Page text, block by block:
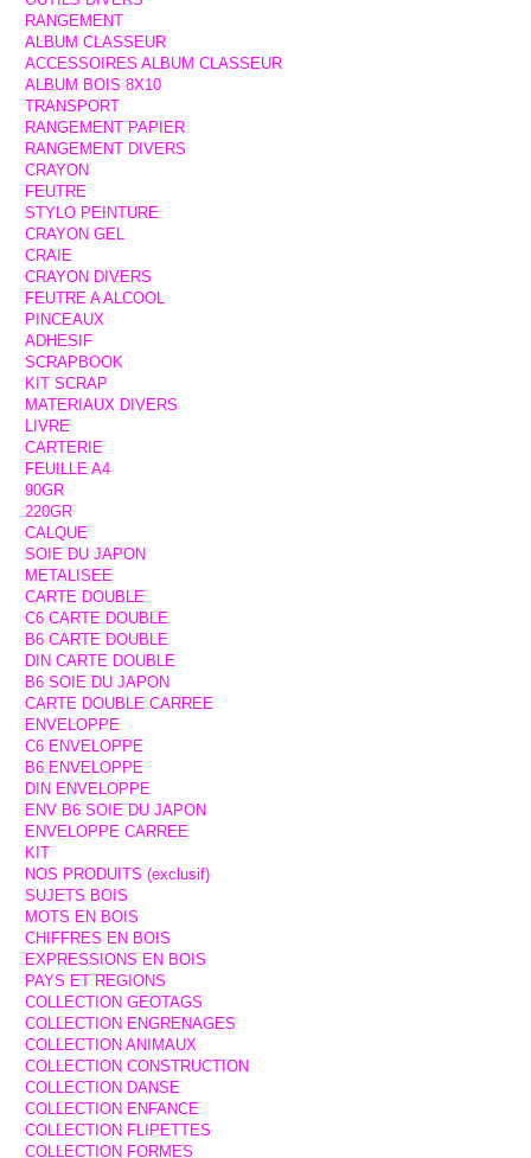
RANGEMENT
ALBUM CLASSEUR
ACCESSOIRES ALBUM CLASSEUR
ALBUM BOIS 8X10
TRANSPORT
RANGEMENT PAPIER
RANGEMENT DIVERS
CRAYON
FEUTRE
STYLO PEINTURE
CRAYON GEL
CRAIE
CRAYON DIVERS
FEUTRE A ALCOOL
PINCEAUX
ADHESIF
SCRAPBOOK
KIT SCRAP
MATERIAUX DIVERS
LIVRE
CARTERIE
FEUILLE A4
90GR
220GR
CALQUE
SOIE DU JAPON
METALISEE
CARTE DOUBLE
C6 CARTE DOUBLE
B6 CARTE DOUBLE
DIN CARTE DOUBLE
B6 SOIE DU JAPON
CARTE DOUBLE CARREE
ENVELOPPE
C6 ENVELOPPE
B6 ENVELOPPE
DIN ENVELOPPE
ENV B6 SOIE DU JAPON
ENVELOPPE CARREE
KIT
NOS PRODUITS (exclusif)
SUJETS BOIS
MOTS EN BOIS
CHIFFRES EN BOIS
EXPRESSIONS EN BOIS
PAYS ET REGIONS
COLLECTION GEOTAGS
COLLECTION ENGRENAGES
COLLECTION ANIMAUX
COLLECTION CONSTRUCTION
COLLECTION DANSE
COLLECTION ENFANCE
COLLECTION FLIPETTES
COLLECTION FORMES